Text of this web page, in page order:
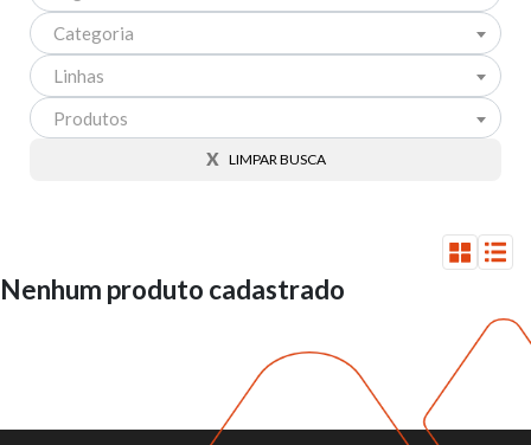
Categoria
Linhas
Produtos
X LIMPAR BUSCA
Nenhum produto cadastrado